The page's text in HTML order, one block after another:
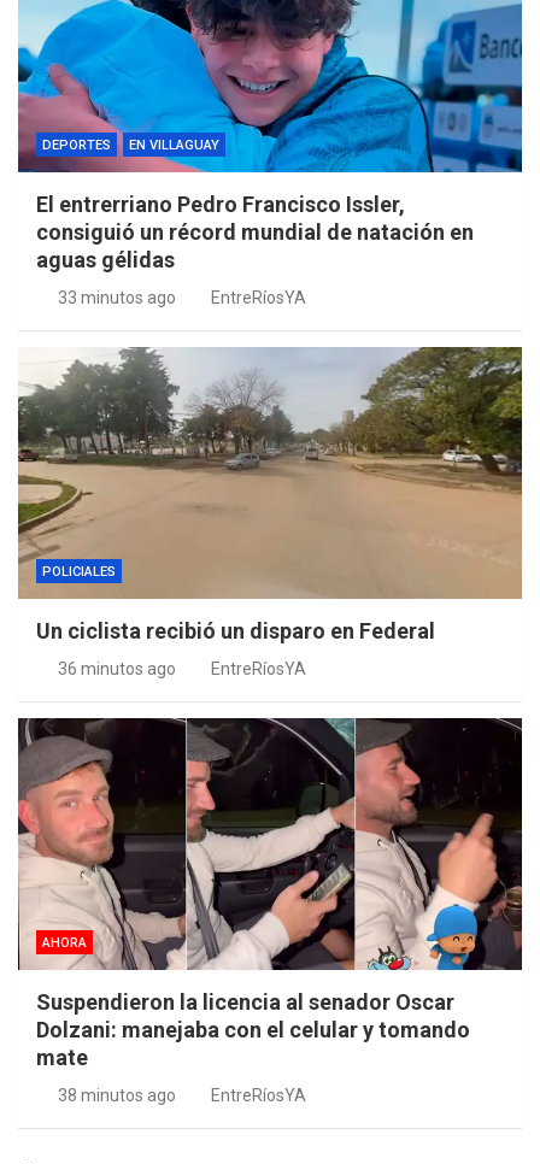
DEPORTES EN VILLAGUAY
El entrerriano Pedro Francisco Issler,
consiguió un récord mundial de natación en
aguas gélidas
33 minutos ago EntreRíosYA
POLICIALES
Un ciclista recibió un disparo en Federal
36 minutos ago EntreRíosYA
AHORA
Suspendieron la licencia al senador Oscar
Dolzani: manejaba con el celular y tomando
mate
38 minutos ago EntreRíosYA